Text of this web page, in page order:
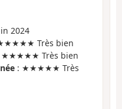
2024
Très bien
★★★★★ Très bien
: ★★★★★ Très